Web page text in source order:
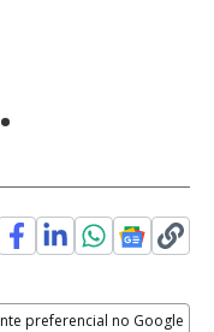
preferencial no Google